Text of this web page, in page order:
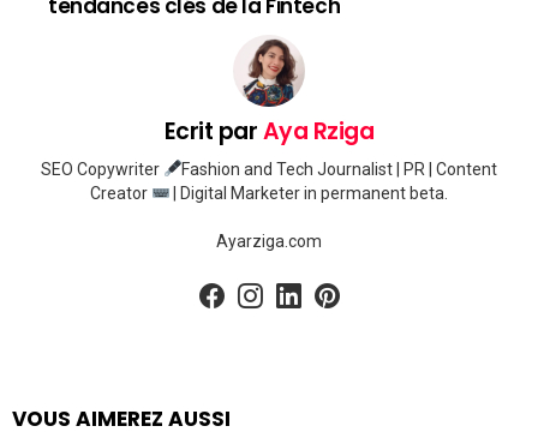
tendances clés de la Fintech
Ecrit parAya Rziga
SEO Copywriter
Fashion and Tech Journalist | PR | Content
Creator
| Digital Marketer in permanent beta.
Ayarziga.com
VOUS AIMEREZ AUSSI